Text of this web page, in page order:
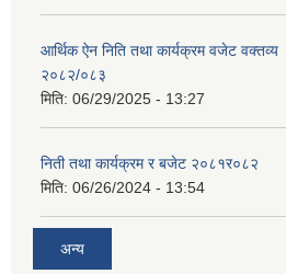
आर्थिक ऐन निति तथा कार्यक्रम वजेट वक्तव्य
२०८२/०८३
मिति: 06/29/2025 - 13:27
निती तथा कार्यक्रम र बजेट २०८१र०८२
मिति: 06/26/2024 - 13:54
अन्य